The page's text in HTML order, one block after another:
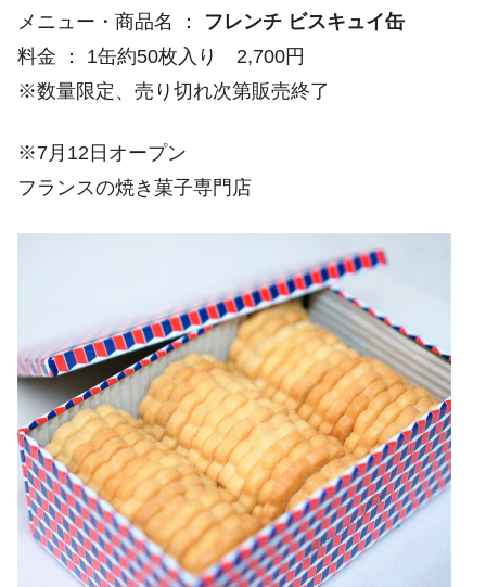
メニュー・商品名 ： フレンチ ビスキュイ缶
料金 ： 1缶約50枚入り 2,700円
※数量限定、売り切れ次第販売終了
※7月12日オープン
フランスの焼き菓子専門店